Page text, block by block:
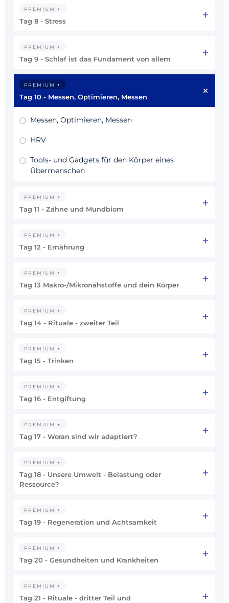
PREMIUM +
Tag 8 - Stress
PREMIUM +
Tag 9 - Schlaf ist das Fundament von allem
PREMIUM +
Tag 10 - Messen, Optimieren, Messen
Messen, Optimieren, Messen
HRV
Tools- und Gadgets für den Körper eines
Übermenschen
PREMIUM +
Tag 11 - Zähne und Mundbiom
PREMIUM +
Tag 12 - Ernährung
PREMIUM +
Tag 13 Makro-/Mikronähstoffe und dein Körper
PREMIUM +
Tag 14 - Rituale - zweiter Teil
PREMIUM +
Tag 15 - Trinken
PREMIUM +
Tag 16 - Entgiftung
PREMIUM +
Tag 17 - Woran sind wir adaptiert?
PREMIUM +
Tag 18 - Unsere Umwelt - Belastung oder
Ressource?
PREMIUM +
Tag 19 - Regeneration und Achtsamkeit
PREMIUM +
Tag 20 - Gesundheiten und Krankheiten
PREMIUM +
Tag 21 - Rituale - dritter Teil und